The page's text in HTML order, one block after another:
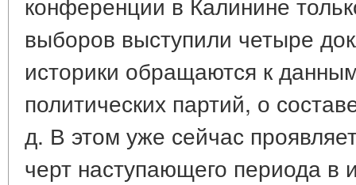
выборов выступили четыре
историки обращаются к
политических партий, о
д. В этом уже сейчас
черт наступающего периода в